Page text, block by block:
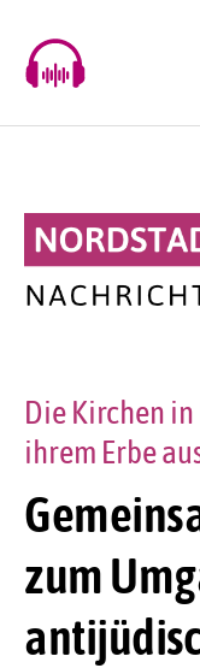
content
zum
Die Kirchen
ihrem Erbe